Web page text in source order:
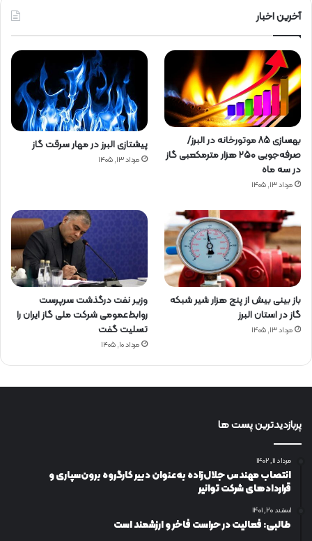
آخرین اخبار
بهسازی ۸۵ موتورخانه در البرز/
صرفه‌جویی ۲۵۰ هزار مترمکعبی گاز
در سه ماه
مرداد ۱۳, ۱۴۰۵
پیشتازی البرز در مهار سرقت گاز
مرداد ۱۳, ۱۴۰۵
باز بینی بیش از پنج هزار شیر شبکه
گاز در استان البرز
مرداد ۱۳, ۱۴۰۵
وزیر نفت درگذشت سرپرست
روابط‌عمومی شرکت ملی گاز ایران را
تسلیت گفت
مرداد ۱۰, ۱۴۰۵
پربازدیدترین پست ها
مرداد ۱۱, ۱۴۰۲
انتصاب مهندس جلال‌زاده به‌عنوان دبیر كارگروه برون‌سپاری و
قراردادهای شركت توانیر
اسفند ۲۰, ۱۴۰۱
طالبی: فعالیت در حراست فاخر و ارزشمند است